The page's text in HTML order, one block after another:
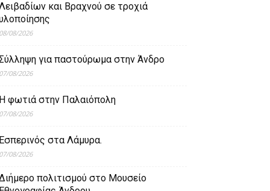
και Βραχνού σε τροχιά
08/08/2026
για παστούρωμα στην Άνδρο
07/08/2026
Η φωτιά στην Παλαιόπολη
07/08/2026
Εσπερινός στα Λάμυρα.
07/08/2026
πολιτισμού στο Μουσείο